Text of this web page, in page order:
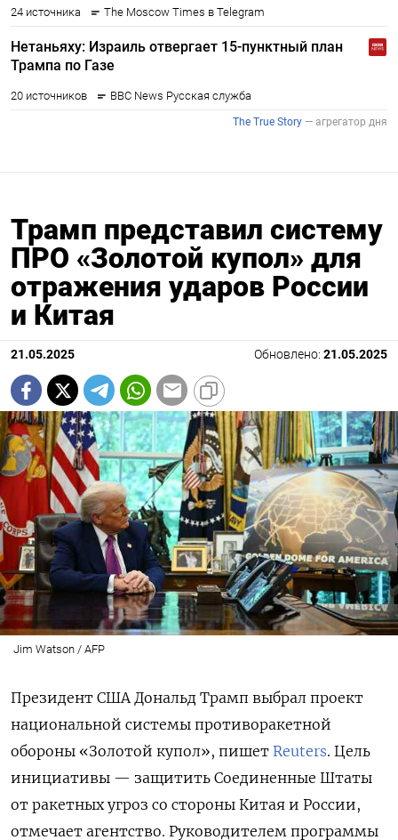
Трамп представил систему
ПРО «Золотой купол» для
отражения ударов России
и Китая
21.05.2025 Обновлено: 21.05.2025
Jim Watson / AFP
Президент США Дональд Трамп выбрал проект
национальной системы противоракетной
обороны «Золотой купол», пишет Reuters. Цель
инициативы — защитить Соединенные Штаты
от ракетных угроз со стороны Китая и России,
отмечает агентство. Руководителем программы